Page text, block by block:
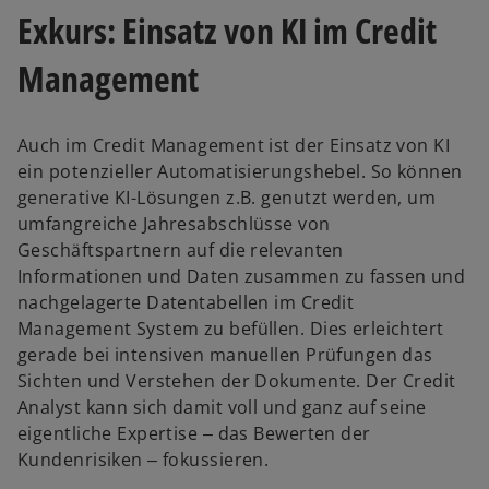
Exkurs: Einsatz von KI im Credit
Management
Auch im Credit Management ist der Einsatz von KI
ein potenzieller Automatisierungshebel. So können
generative KI-Lösungen z.B. genutzt werden, um
umfangreiche Jahresabschlüsse von
Geschäftspartnern auf die relevanten
Informationen und Daten zusammen zu fassen und
nachgelagerte Datentabellen im Credit
Management System zu befüllen. Dies erleichtert
gerade bei intensiven manuellen Prüfungen das
Sichten und Verstehen der Dokumente. Der Credit
Analyst kann sich damit voll und ganz auf seine
eigentliche Expertise ‒ das Bewerten der
Kundenrisiken ‒ fokussieren.